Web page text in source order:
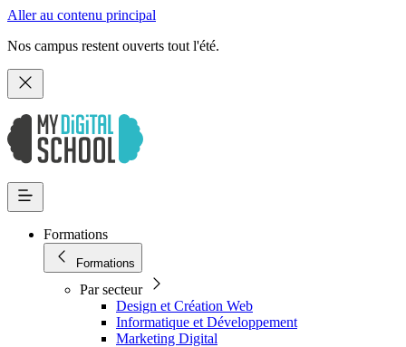
Aller au contenu principal
Nos campus restent ouverts tout l'été.
Formations
Formations
Par secteur
Design et Création Web
Informatique et Développement
Marketing Digital